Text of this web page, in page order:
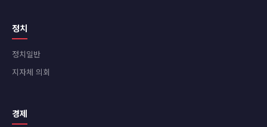
정치
정치일반
지자체 의회
경제